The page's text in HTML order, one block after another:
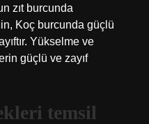
zıt burcunda
Koç burcunda güçlü
Yükselme ve
güçlü ve zayıf
temsil